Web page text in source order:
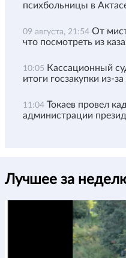
психбольницы в
09 августа, 21:54 От
что посмотреть из
10:05 Кассационный
итоги госзакупки из-
11:04 Токаев провел
администрации
Лучшее за